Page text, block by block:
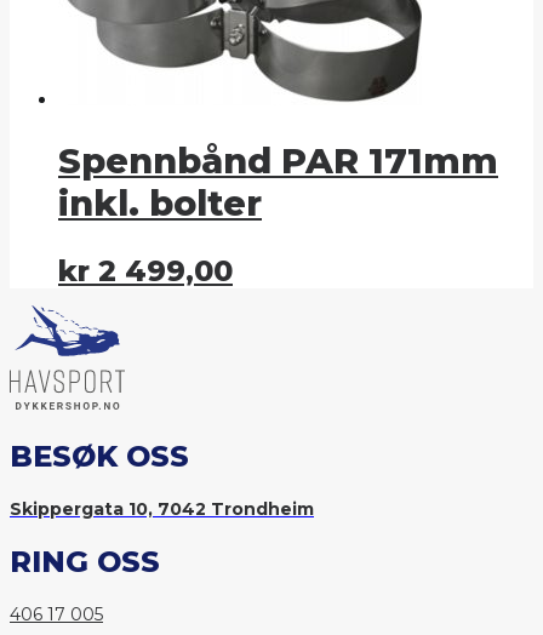
Spennbånd PAR 171mm
inkl. bolter
kr 2 499,00
BESØK OSS
Skippergata 10, 7042 Trondheim
RING OSS
406 17 005